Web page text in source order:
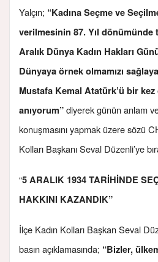
Yalçın; “Kadına Seçme ve
verilmesinin 87. Yıl dönümünde
Aralık Dünya Kadın Hakları
Dünyaya örnek olmamızı
Mustafa Kemal Atatürk’ü bir
anıyorum”diyerek günün anlam
konuşmasını yapmak üzere sözü
Kolları Başkanı Seval Düzenli’ye
“5 ARALIK 1934 TARİHİNDE
HAKKINI KAZANDIK”
İlçe Kadın Kolları Başkan Seval
basın açıklamasında; “Bizler,